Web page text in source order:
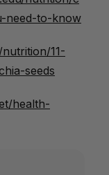
need-to-know
11-
seeds
health-